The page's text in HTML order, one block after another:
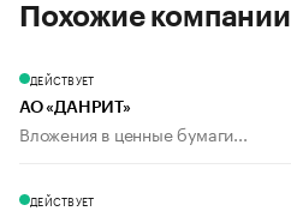
Похожие компании
ДЕЙСТВУЕТ
АО «ДАНРИТ»
Вложения в ценные бумаги...
ДЕЙСТВУЕТ